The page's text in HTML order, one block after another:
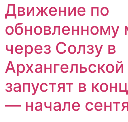
Движение по
обновленному
через Солзу в
запустят в
— начале